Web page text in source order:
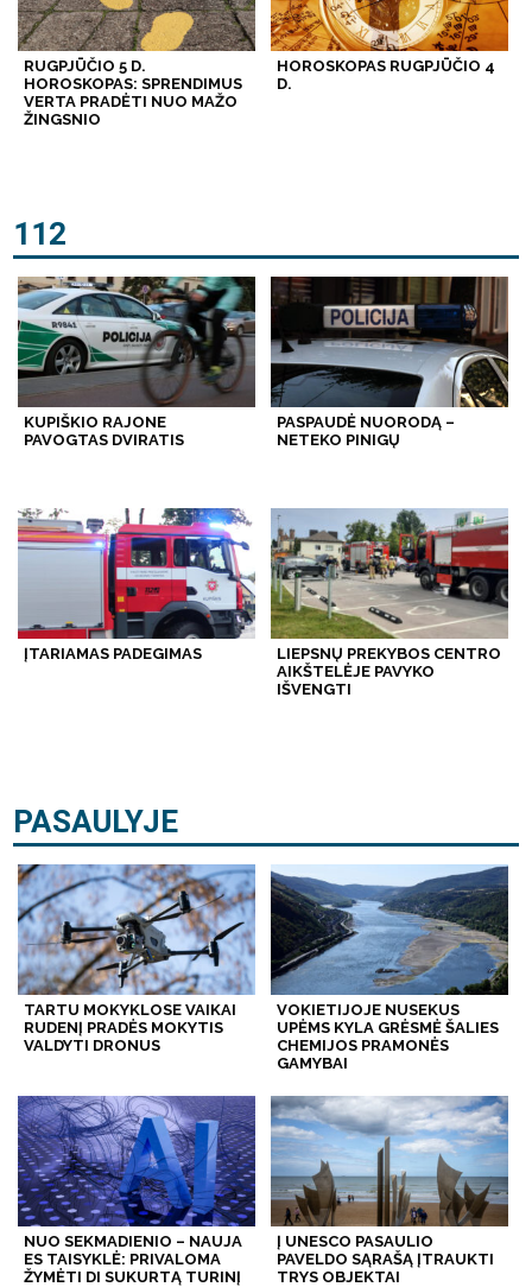
RUGPJŪČIO 5 D.
HOROSKOPAS: SPRENDIMUS
VERTA PRADĖTI NUO MAŽO
ŽINGSNIO
HOROSKOPAS RUGPJŪČIO 4
D.
112
KUPIŠKIO RAJONE
PAVOGTAS DVIRATIS
PASPAUDĖ NUORODĄ –
NETEKO PINIGŲ
ĮTARIAMAS PADEGIMAS
LIEPSNŲ PREKYBOS CENTRO
AIKŠTELĖJE PAVYKO
IŠVENGTI
PASAULYJE
TARTU MOKYKLOSE VAIKAI
RUDENĮ PRADĖS MOKYTIS
VALDYTI DRONUS
VOKIETIJOJE NUSEKUS
UPĖMS KYLA GRĖSMĖ ŠALIES
CHEMIJOS PRAMONĖS
GAMYBAI
NUO SEKMADIENIO – NAUJA
ES TAISYKLĖ: PRIVALOMA
ŽYMĖTI DI SUKURTĄ TURINĮ
Į UNESCO PASAULIO
PAVELDO SĄRAŠĄ ĮTRAUKTI
TRYS OBJEKTAI